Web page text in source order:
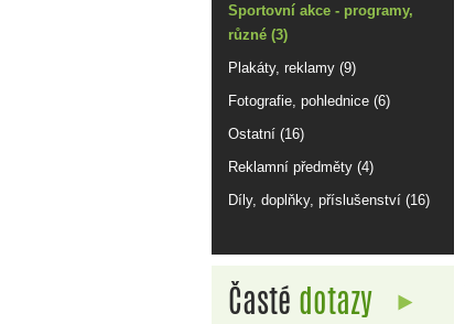
Sportovní akce - programy,
různé (3)
Plakáty, reklamy (9)
Fotografie, pohlednice (6)
Ostatní (16)
Reklamní předměty (4)
Díly, doplňky, příslušenství (16)
Časté dotazy